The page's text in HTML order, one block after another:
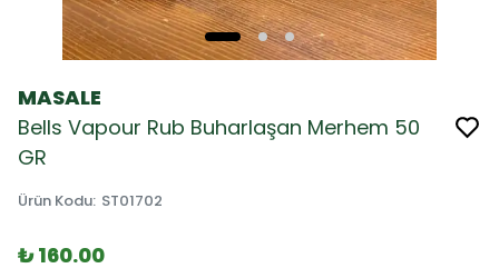
MASALE
Bells Vapour Rub Buharlaşan Merhem 50
GR
Ürün Kodu: ST01702
₺ 160.00